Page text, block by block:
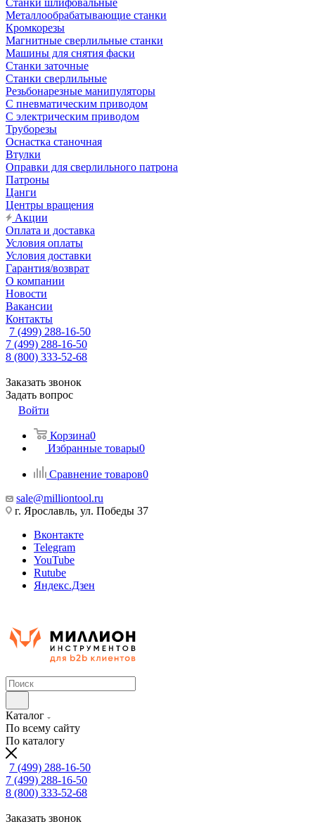
Станки шлифовальные
Металлообрабатывающие станки
Кромкорезы
Магнитные сверлильные станки
Машины для снятия фаски
Станки заточные
Станки сверлильные
Резьбонарезные манипуляторы
С пневматическим приводом
С электрическим приводом
Труборезы
Оснастка станочная
Втулки
Оправки для сверлильного патрона
Патроны
Цанги
Центры вращения
Акции
Оплата и доставка
Условия оплаты
Условия доставки
Гарантия/возврат
О компании
Новости
Вакансии
Контакты
7 (499) 288-16-50
7 (499) 288-16-50
8 (800) 333-52-68
Заказать звонок
Задать вопрос
Войти
Корзина0
Избранные товары0
Сравнение товаров0
sale@milliontool.ru
г. Ярославль, ул. Победы 37
Вконтакте
Telegram
YouTube
Rutube
Яндекс.Дзен
Каталог
По всему сайту
По каталогу
7 (499) 288-16-50
7 (499) 288-16-50
8 (800) 333-52-68
Заказать звонок